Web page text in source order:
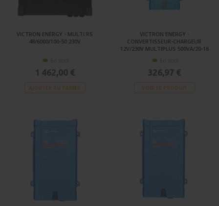
VICTRON ENERGY - MULTI RS
48/6000/100-50 230V
En stock
1 462,00 €
AJOUTER AU PANIER
VICTRON ENERGY -
CONVERTISSEUR-CHARGEUR
12V/230V MULTIPLUS 500VA/20-16
En stock
326,97 €
VOIR LE PRODUIT